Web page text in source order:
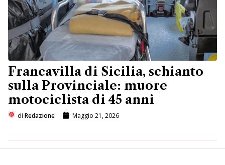
Francavilla di Sicilia, schianto
sulla Provinciale: muore
motociclista di 45 anni
di Redazione Maggio 21, 2026